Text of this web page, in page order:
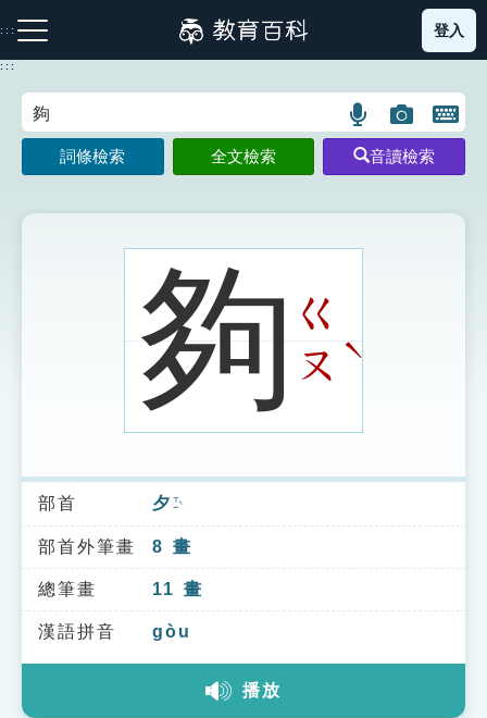
到
主
:::
注音索引圖示 筆畫索引圖示 部首索引表圖示
索引選單
知識索引
單字索引
生命大百科索引
登入
:::
語
言
搜
示
圖
片
搜
開
鍵
圖
詞條檢索 全文檢索 音讀檢索
夠ㄍ
ㄡˋ
部首 夕 ㄒㄧˋ
部首外筆畫 8 畫
總筆畫 11 畫
漢語拼音 gòu
播放